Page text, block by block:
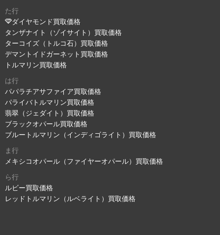
た行
ダイヤモンド買取価格
タンザナイト（ゾイサイト）買取価格
ターコイズ（トルコ石）買取価格
デマントイドガーネット買取価格
トルマリン買取価格
は行
パパラチアサファイア買取価格
パライバトルマリン買取価格
翡翠（ジェダイト）買取価格
ブラックオパール買取価格
ブルートルマリン（インディゴライト）買取価格
ま行
メキシコオパール（ファイヤーオパール）買取価格
ら行
ルビー買取価格
レッドトルマリン（ルベライト）買取価格